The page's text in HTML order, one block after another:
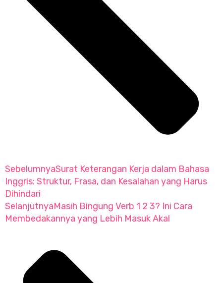
SebelumnyaSurat Keterangan Kerja dalam Bahasa
Inggris: Struktur, Frasa, dan Kesalahan yang Harus
Dihindari
SelanjutnyaMasih Bingung Verb 1 2 3? Ini Cara
Membedakannya yang Lebih Masuk Akal